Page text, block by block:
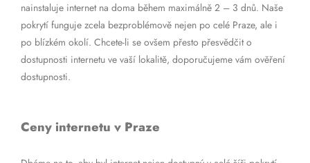
nainstaluje internet na doma během maximálně 2 – 3 dnů. Naše
pokrytí funguje zcela bezproblémově nejen po celé Praze, ale i
po blízkém okolí. Chcete-li se ovšem přesto přesvědčit o
dostupnosti internetu ve vaší lokalitě, doporučujeme vám ověření
dostupnosti.
Ceny internetu v Praze